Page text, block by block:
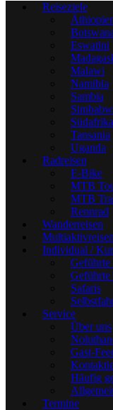
Reiseziele
Eswatini
Malawi
Namibia
Sambia
Südafrika
Tansania
Uganda
Radreisen
E-Bike
MTB
MTB
Rennrad
Wanderreisen
Multiaktivreisen
Individual /
Geführte
Geführte
Safaris
Service
Über uns
Gast-
Häufig
Termine